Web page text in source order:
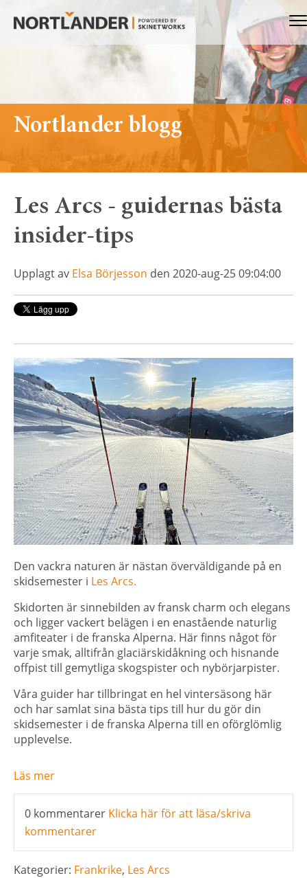
Nortlander
Nortlander blogg
Les Arcs - guidernas bästa
insider-tips
Upplagt av Elsa Börjesson den 2020-aug-25 09:04:00
Den vackra naturen är nästan överväldigande på en
skidsemester i Les Arcs.
Skidorten ärsinnebilden av fransk charm och elegans
och ligger vackert belägen i en enastående naturlig
amfiteater i de franska Alperna. Här finns något för
varje smak, alltifrån glaciärskidåkning och hisnande
offpist till gemytliga skogspister och nybörjarpister.
Våra guider har tillbringat en hel vintersäsong här
och har samlat sina bästa tips till hur du gör din
skidsemester i de franska Alperna till en oförglömlig
upplevelse.
Läs mer
0 kommentarer Klicka här för att läsa/skriva
kommentarer
Kategorier: Frankrike, Les Arcs